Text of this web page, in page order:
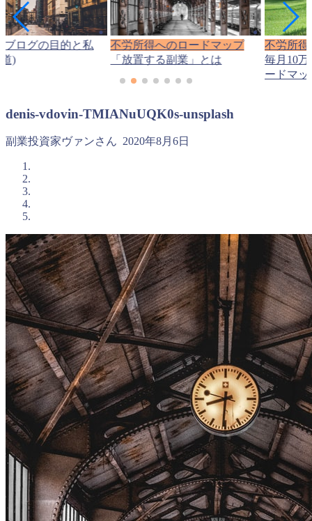
ブログの目的と私
)
不労所得へのロードマップ
「放置する副業」とは
不労所得
毎月10
ードマッ
denis-vdovin-TMIANuUQK0s-unsplash
副業投資家ヴァンさん 2020年8月6日